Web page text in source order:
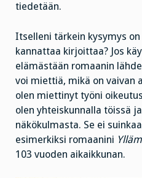
tiedetään.
Itselleni tärkein kysymys
kannattaa kirjoittaa? Jos
elämästään romaanin
voi miettiä, mikä on vaivan
olen miettinyt työni
olen yhteiskunnalla töissä
näkökulmasta. Se ei
esimerkiksi romaanini
103 vuoden aikaikkunan.